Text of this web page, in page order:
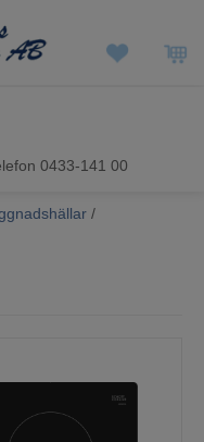
0433-141 00
/